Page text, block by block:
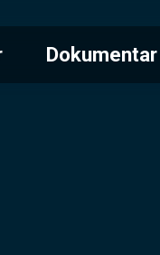
Dokumentar